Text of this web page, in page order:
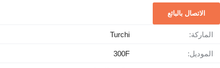
الاتصال بالبائع
الماركة: Turchi
الموديل: 300F